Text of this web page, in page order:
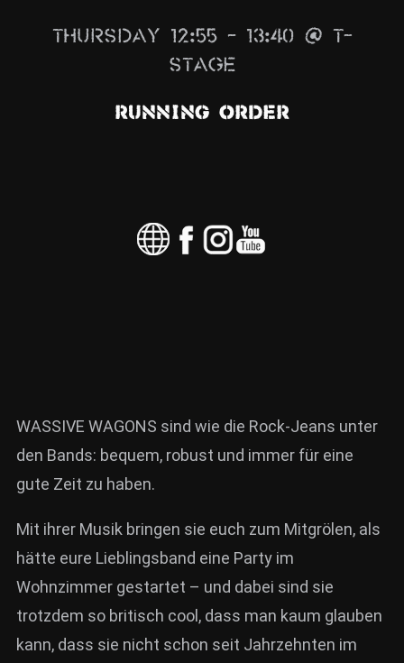
ZUM SHOP
BARRIEREFREIHEIT
Galerien
Thursday 12:55 – 13:40 @ T-
Stage
Running Order
WASSIVE WAGONS sind wie die Rock-Jeans unter
den Bands: bequem, robust und immer für eine
gute Zeit zu haben.
Mit ihrer Musik bringen sie euch zum Mitgrölen, als
hätte eure Lieblingsband eine Party im
Wohnzimmer gestartet – und dabei sind sie
trotzdem so britisch cool, dass man kaum glauben
kann, dass sie nicht schon seit Jahrzehnten im